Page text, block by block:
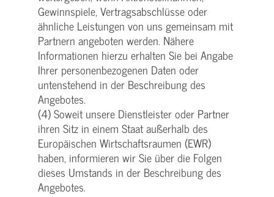
Gewinnspiele, Vertragsabschlüsse oder
ähnliche Leistungen von uns gemeinsam mit
Partnern angeboten werden. Nähere
Informationen hierzu erhalten Sie bei Angabe
Ihrer personenbezogenen Daten oder
untenstehend in der Beschreibung des
Angebotes.
(4) Soweit unsere Dienstleister oder Partner
ihren Sitz in einem Staat außerhalb des
Europäischen Wirtschaftsraumen (EWR)
haben, informieren wir Sie über die Folgen
dieses Umstands in der Beschreibung des
Angebotes.